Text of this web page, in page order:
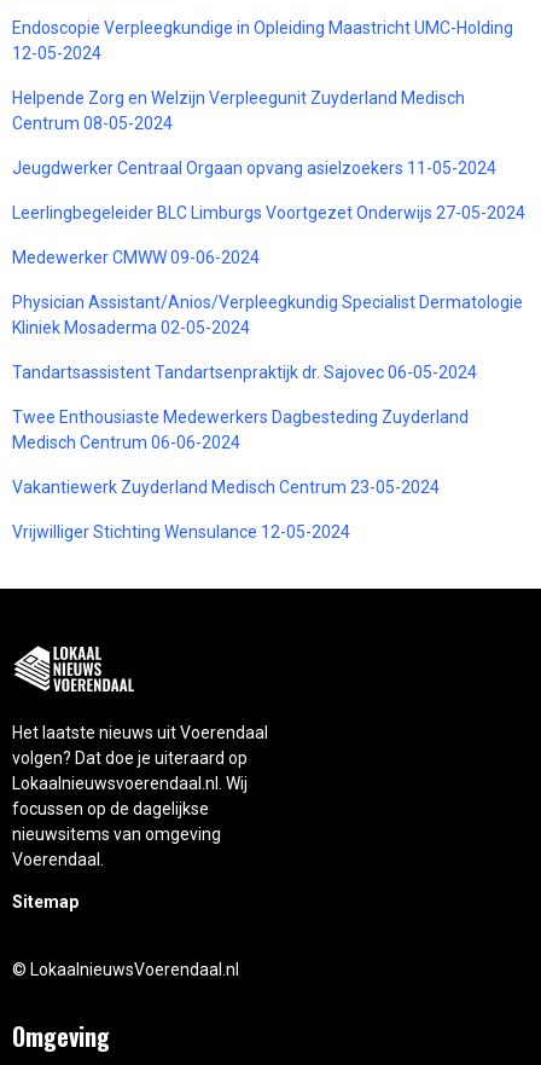
Endoscopie Verpleegkundige in Opleiding Maastricht UMC-Holding
12-05-2024
Helpende Zorg en Welzijn Verpleegunit Zuyderland Medisch
Centrum 08-05-2024
Jeugdwerker Centraal Orgaan opvang asielzoekers 11-05-2024
Leerlingbegeleider BLC Limburgs Voortgezet Onderwijs 27-05-2024
Medewerker CMWW 09-06-2024
Physician Assistant/Anios/Verpleegkundig Specialist Dermatologie
Kliniek Mosaderma 02-05-2024
Tandartsassistent Tandartsenpraktijk dr. Sajovec 06-05-2024
Twee Enthousiaste Medewerkers Dagbesteding Zuyderland
Medisch Centrum 06-06-2024
Vakantiewerk Zuyderland Medisch Centrum 23-05-2024
Vrijwilliger Stichting Wensulance 12-05-2024
Het laatste nieuws uit Voerendaal
volgen? Dat doe je uiteraard op
Lokaalnieuwsvoerendaal.nl. Wij
focussen op de dagelijkse
nieuwsitems van omgeving
Voerendaal.
Sitemap
© LokaalnieuwsVoerendaal.nl
Omgeving